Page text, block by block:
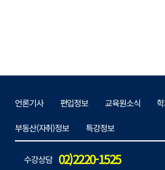
언론기사 편입정보 교육원소식
부동산(자취)정보 특강정보
수강상담 02)2220-1525